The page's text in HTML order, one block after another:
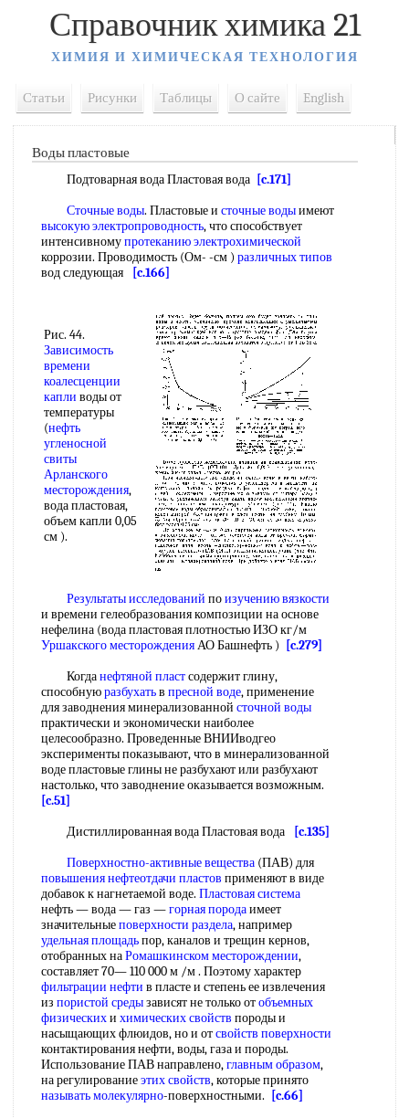
Справочник химика 21
ХИМИЯ И ХИМИЧЕСКАЯ ТЕХНОЛОГИЯ
Статьи Рисунки Таблицы О сайте English
Воды пластовые
Подтоварная вода Пластовая вода [c.171]
Сточные воды. Пластовые и сточные водыимеют
высокую электропроводность, что способствует
интенсивномупротеканию электрохимической
коррозии. Проводимость (Ом- -см ) различных типов
вод следующая
[c.166]
Рис. 44.
Зависимость
времени
коалесценции
капли воды от
температуры
(нефть
угленосной
свиты
Арланского
месторождения,
вода пластовая,
объем капли 0,05
см ).
Результаты исследований поизучению вязкости
и времени гелеобразования композиции на основе
нефелина (вода пластовая плотностью ИЗО кг/м
Уршакского месторожденияАО Башнефть )
[c.279]
Когданефтяной пластсодержит глину,
способнуюразбухатьв пресной воде, применение
для заводнения минерализованной сточной воды
практически и экономически наиболее
целесообразно. Проведенные ВНИИводгео
эксперименты показывают, что в минерализованной
воде пластовые глины не разбухают или разбухают
настолько, что заводнение оказывается возможным.
[c.51]
Дистиллированная вода Пластовая вода
[c.135]
Поверхностно-активные вещества (ПАВ) для
повышения нефтеотдачи пластов применяют в виде
добавок к нагнетаемой воде. Пластовая система
нефть — вода — газ —горная породаимеет
значительныеповерхности раздела, например
удельная площадьпор, каналов и трещин кернов,
отобранных наРомашкинском месторождении,
составляет 70— 110 000 м /м . Поэтому характер
фильтрации нефти в пласте и степень ее извлечения
из пористой средызависят не только отобъемных
физическихи химических свойств породы и
насыщающих флюидов, но и отсвойств поверхности
контактирования нефти, воды, газа и породы.
Использование ПАВ направлено,главным образом,
на регулированиеэтих свойств, которые принято
называть молекулярно-поверхностными.
[c.66]